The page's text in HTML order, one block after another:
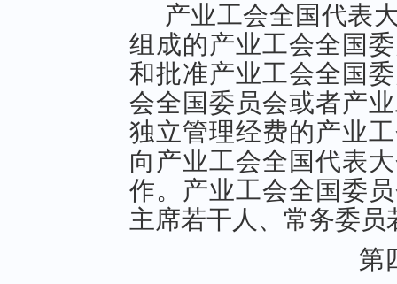
产业工会全国代表
组成的产业工会全国
和批准产业工会全国
会全国委员会或者产
独立管理经费的产业
向产业工会全国代表
作。产业工会全国委
主席若干人、常务委员
第